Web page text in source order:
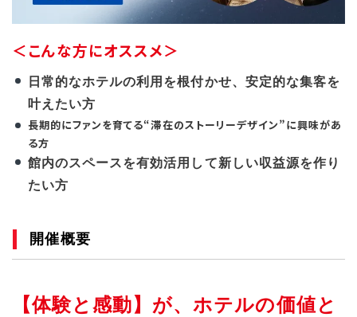
＜こんな方にオススメ＞
日常的なホテルの利用を根付かせ、安定的な集客を
叶えたい方
長期的にファンを育てる“滞在のストーリーデザイン”に興味があ
る方
館内のスペースを有効活用して新しい収益源を作り
たい方
開催概要
【体験と感動】が、ホテルの価値と